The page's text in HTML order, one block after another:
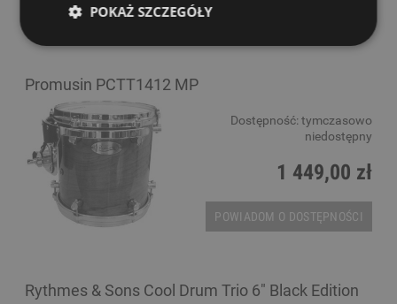
Promusin PCTT1412 MP
Dostępność: tymczasowo
niedostępny
1 449,00 zł
POWIADOM O DOSTĘPNOŚCI
Rythmes & Sons Cool Drum Trio 6" Black Edition
POKAŻ SZCZEGÓŁY